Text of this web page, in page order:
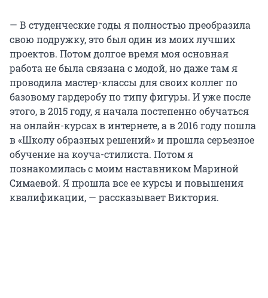
— В студенческие годы я полностью преобразила
свою подружку, это был один из моих лучших
проектов. Потом долгое время моя основная
работа не была связана с модой, но даже там я
проводила мастер-классы для своих коллег по
базовому гардеробу по типу фигуры. И уже после
этого, в 2015 году, я начала постепенно обучаться
на онлайн-курсах в интернете, а в 2016 году пошла
в «Школу образных решений» и прошла серьезное
обучение на коуча-стилиста. Потом я
познакомилась с моим наставником Мариной
Симаевой. Я прошла все ее курсы и повышения
квалификации, — рассказывает Виктория.